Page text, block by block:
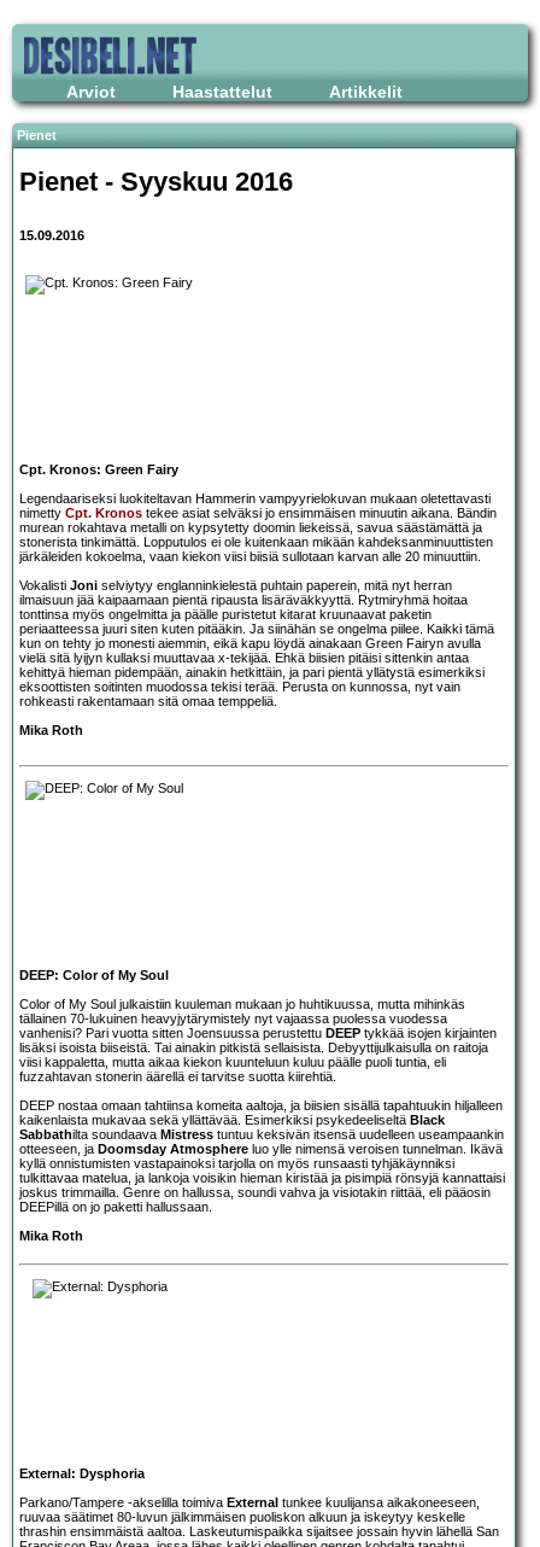
Arviot Haastattelut Artikkelit
Pienet
Pienet - Syyskuu 2016
15.09.2016
Cpt. Kronos: Green Fairy
Legendaariseksi luokiteltavan Hammerin vampyyrielokuvan mukaan oletettavasti
nimetty Cpt. Kronos tekee asiat selväksi jo ensimmäisen minuutin aikana. Bändin
murean rokahtava metalli on kypsytetty doomin liekeissä, savua säästämättä ja
stonerista tinkimättä. Lopputulos ei ole kuitenkaan mikään kahdeksanminuuttisten
järkäleiden kokoelma, vaan kiekon viisi biisiä sullotaan karvan alle 20 minuuttiin.
Vokalisti Joni selviytyy englanninkielestä puhtain paperein, mitä nyt herran
ilmaisuun jää kaipaamaan pientä ripausta lisäräväkkyyttä. Rytmiryhmä hoitaa
tonttinsa myös ongelmitta ja päälle puristetut kitarat kruunaavat paketin
periaatteessa juuri siten kuten pitääkin. Ja siinähän se ongelma piilee. Kaikki tämä
kun on tehty jo monesti aiemmin, eikä kapu löydä ainakaan Green Fairyn avulla
vielä sitä lyijyn kullaksi muuttavaa x-tekijää. Ehkä biisien pitäisi sittenkin antaa
kehittyä hieman pidempään, ainakin hetkittäin, ja pari pientä yllätystä esimerkiksi
eksoottisten soitinten muodossa tekisi terää. Perusta on kunnossa, nyt vain
rohkeasti rakentamaan sitä omaa temppeliä.
Mika Roth
DEEP: Color of My Soul
Color of My Soul julkaistiin kuuleman mukaan jo huhtikuussa, mutta mihinkäs
tällainen 70-lukuinen heavyjytärymistely nyt vajaassa puolessa vuodessa
vanhenisi? Pari vuotta sitten Joensuussa perustettu DEEP tykkää isojen kirjainten
lisäksi isoista biiseistä. Tai ainakin pitkistä sellaisista. Debyyttijulkaisulla on raitoja
viisi kappaletta, mutta aikaa kiekon kuunteluun kuluu päälle puoli tuntia, eli
fuzzahtavan stonerin äärellä ei tarvitse suotta kiirehtiä.
DEEP nostaa omaan tahtiinsa komeita aaltoja, ja biisien sisällä tapahtuukin hiljalleen
kaikenlaista mukavaa sekä yllättävää. Esimerkiksi psykedeeliseltä Black
Sabbathilta soundaava Mistress tuntuu keksivän itsensä uudelleen useampaankin
otteeseen, ja Doomsday Atmosphere luo ylle nimensä veroisen tunnelman. Ikävä
kyllä onnistumisten vastapainoksi tarjolla on myös runsaasti tyhjäkäynniksi
tulkittavaa matelua, ja lankoja voisikin hieman kiristää ja pisimpiä rönsyjä kannattaisi
joskus trimmailla. Genre on hallussa, soundi vahva ja visiotakin riittää, eli pääosin
DEEPillä on jo paketti hallussaan.
Mika Roth
External: Dysphoria
Parkano/Tampere -akselilla toimiva External tunkee kuulijansa aikakoneeseen,
ruuvaa säätimet 80-luvun jälkimmäisen puoliskon alkuun ja iskeytyy keskelle
thrashin ensimmäistä aaltoa. Laskeutumispaikka sijaitsee jossain hyvin lähellä San